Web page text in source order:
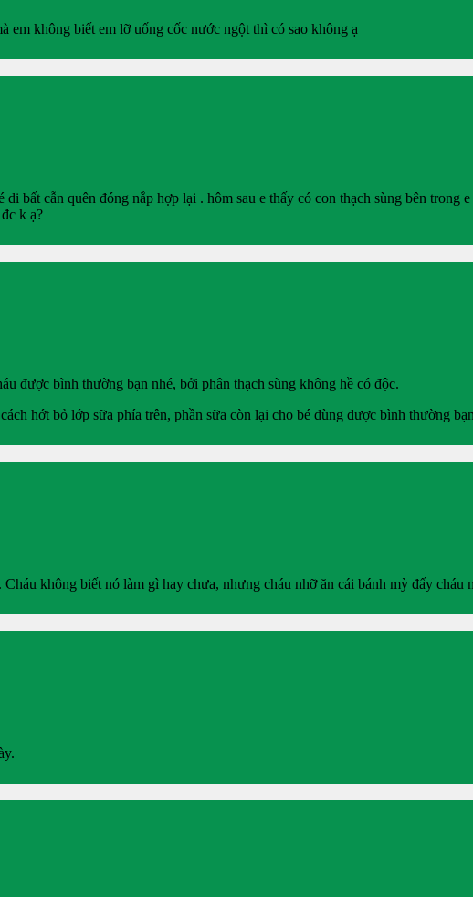
em không biết em lỡ uống cốc nước ngột thì có sao không ạ
bất cẫn quên đóng nắp hợp lại . hôm sau e thấy có con thạch sùng bên trong
k ạ?
được bình thường bạn nhé, bởi phân thạch sùng không hề có độc.
hớt bỏ lớp sữa phía trên, phần sữa còn lại cho bé dùng được bình thường
không biết nó làm gì hay chưa, nhưng cháu nhỡ ăn cái bánh mỳ đấy cháu